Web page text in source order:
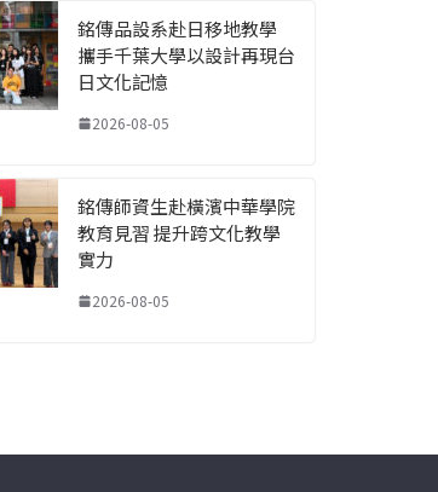
銘傳品設系赴日移地教學
攜手千葉大學以設計再現台
日文化記憶
2026-08-05
銘傳師資生赴橫濱中華學院
教育見習 提升跨文化教學
實力
2026-08-05